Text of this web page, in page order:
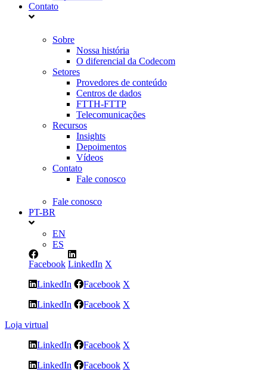
Contato
Sobre
Nossa história
O diferencial da Codecom
Setores
Provedores de conteúdo
Centros de dados
FTTH-FTTP
Telecomunicações
Recursos
Insights
Depoimentos
Vídeos
Contato
Fale conosco
Fale conosco
PT-BR
EN
ES
Facebook LinkedIn X
LinkedIn
Facebook X
LinkedIn
Facebook X
Loja virtual
LinkedIn
Facebook X
LinkedIn
Facebook X